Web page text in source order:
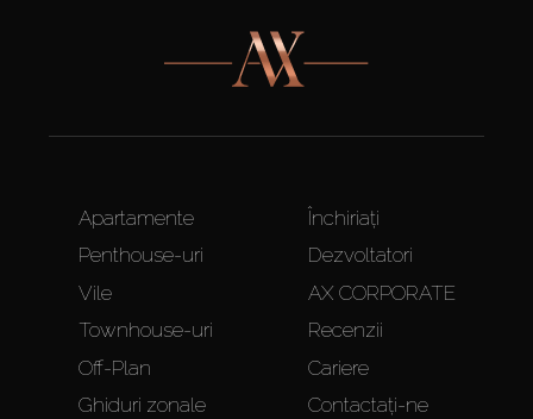
Apartamente
Penthouse-uri
Vile
Townhouse-uri
Off-Plan
Ghiduri zonale
Închiriați
Dezvoltatori
AX CORPORATE
Recenzii
Cariere
Contactați-ne